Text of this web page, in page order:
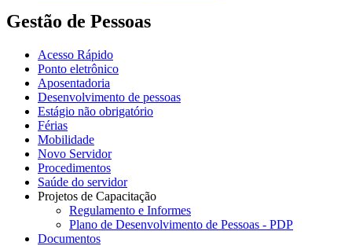
Gestão de Pessoas
Acesso Rápido
Ponto eletrônico
Aposentadoria
Desenvolvimento de pessoas
Estágio não obrigatório
Férias
Mobilidade
Novo Servidor
Procedimentos
Saúde do servidor
Projetos de Capacitação
Regulamento e Informes
Plano de Desenvolvimento de Pessoas - PDP
Documentos